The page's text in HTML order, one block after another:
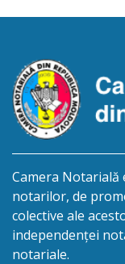
Eliberarea
condiția
necesare
Camera
notarilor, de
colective ale
independenței
notariale.